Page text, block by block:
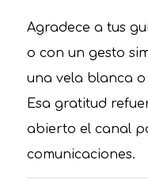
Agradece a tus
o con un gesto
una vela blanca
Esa gratitud
abierto el canal
comunicaciones.